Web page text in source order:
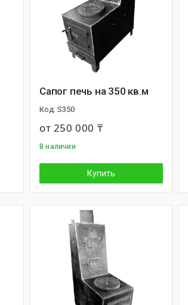
Сапог печь на 350 кв.м
S350
от 250 000 ₸
В наличии
Купить